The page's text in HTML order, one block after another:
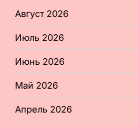
Август 2026
Июль 2026
Июнь 2026
Май 2026
Апрель 2026